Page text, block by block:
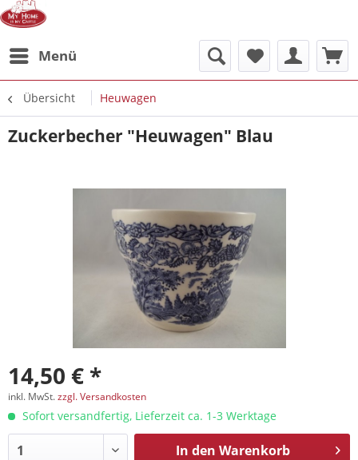
Menü
Übersicht Heuwagen
Zuckerbecher "Heuwagen" Blau
14,50 € *
inkl. MwSt.zzgl. Versandkosten
Sofort versandfertig, Lieferzeit ca. 1-3 Werktage
In den Warenkorb